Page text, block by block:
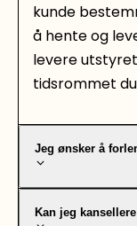
kunde
å hente og
levere
tidsrommet
Jeg ønsker å
Kan jeg